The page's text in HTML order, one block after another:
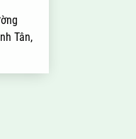
Tân,